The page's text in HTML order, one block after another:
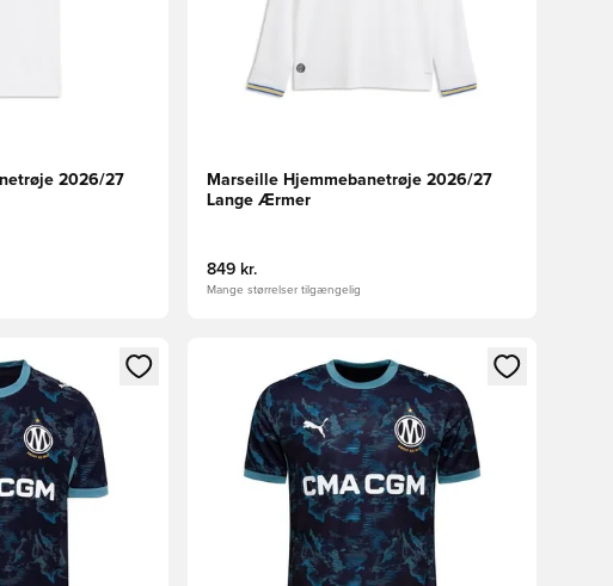
2026/27
Marseille Hjemmebanetrøje 2026/27
Lange Ærmer
849 kr.
Mange størrelser tilgængelig
logge ind eller tilmelde dig som medlemÅbner en Modal til at logge ind eller tilmelde dig